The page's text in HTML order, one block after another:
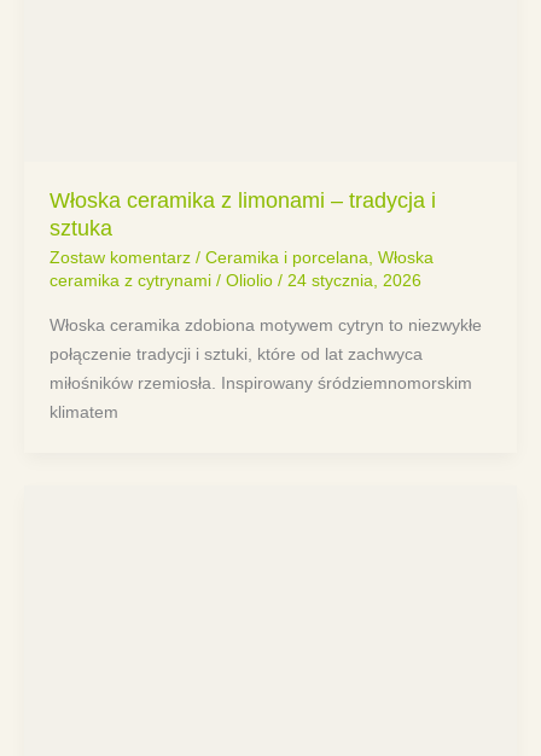
Włoska ceramika z limonami – tradycja i
sztuka
Zostaw komentarz / Ceramika i porcelana Włoska
ceramika z cytrynami/ Oliolio / 24 stycznia, 2026
Włoska ceramika zdobiona motywem cytryn to niezwykłe
połączenie tradycji i sztuki, które od lat zachwyca
miłośników rzemiosła. Inspirowany śródziemnomorskim
klimatem